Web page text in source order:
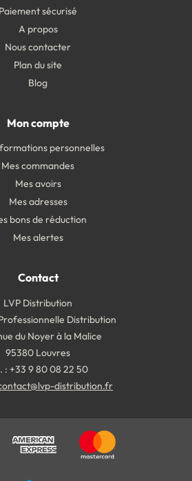
Paiement sécurisé
A propos
Nous contacter
Plan du site
Blog
Mon compte
personnelles
Mes commandes
Mes avoirs
Mes adresses
bons de réduction
Mes alertes
Contact
LVP Distribution
Distribution
du Noyer à la Malice
95380 Louvres
: +33 9 80 08 22 50
distribution.fr